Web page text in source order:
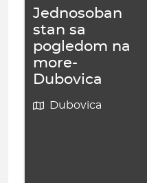
Jednosoban
stan sa
pogledom na
more-
Dubovica
Dubovica